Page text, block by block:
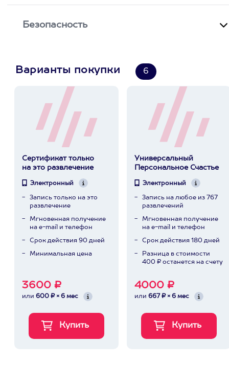
Безопасность
Варианты покупки 6
Сертификат только
на это развлечение
Электронный
Запись только на это
развлечение
Мгновенная получение
на e-mail и телефон
Срок действия 90 дней
Минимальная цена
3600 ₽
или 600 ₽ × 6 мес
Универсальный
Персональное Счастье
Электронный
Запись на любое из 767
развлечений
Мгновенная получение
на e-mail и телефон
Срок действия 180 дней
Разница в стоимости
400 ₽ останется на счету
4000 ₽
или 667 ₽ × 6 мес